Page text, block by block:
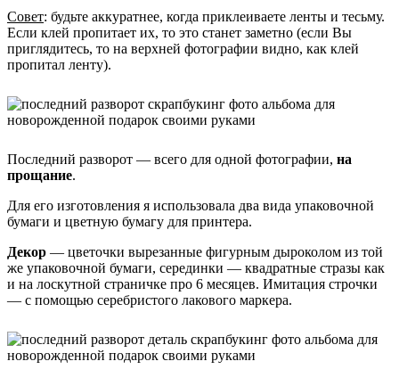
Совет: будьте аккуратнее, когда приклеиваете ленты и тесьму.
Если клей пропитает их, то это станет заметно (если Вы
приглядитесь, то на верхней фотографии видно, как клей
пропитал ленту).
Последний разворот — всего для одной фотографии, на
прощание.
Для его изготовления я использовала два вида упаковочной
бумаги и цветную бумагу для принтера.
Декор — цветочки вырезанные фигурным дыроколом из той
же упаковочной бумаги, серединки — квадратные стразы как
и на лоскутной страничке про 6 месяцев. Имитация строчки
— с помощью серебристого лакового маркера.